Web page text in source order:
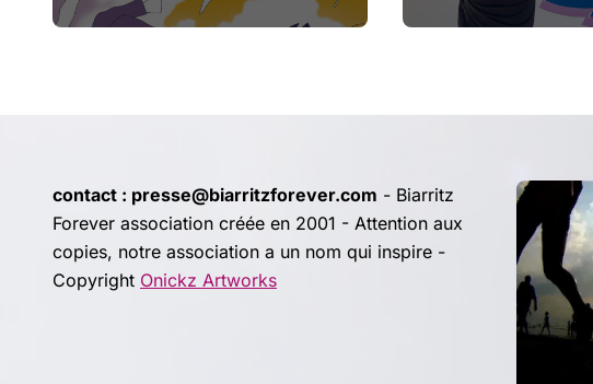
le tapis rouge entre
Grande
contact : presse@biarritzforever.com - Biarritz
Forever association créée en 2001 - Attention aux
copies, notre association a un nom qui inspire -
Copyright Onickz Artworks